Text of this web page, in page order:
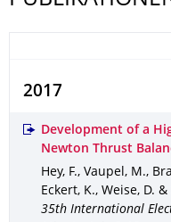
2017
Development of a
Newton Thrust
Hey, F., Vaupel, M.,
Eckert, K., Weise, D.
35th International